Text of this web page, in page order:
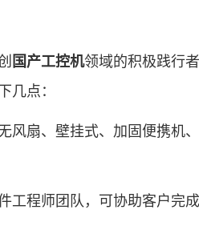
国产工控机领域的积极践行
点：
扇、壁挂式、加固便携机、
工程师团队，可协助客户完